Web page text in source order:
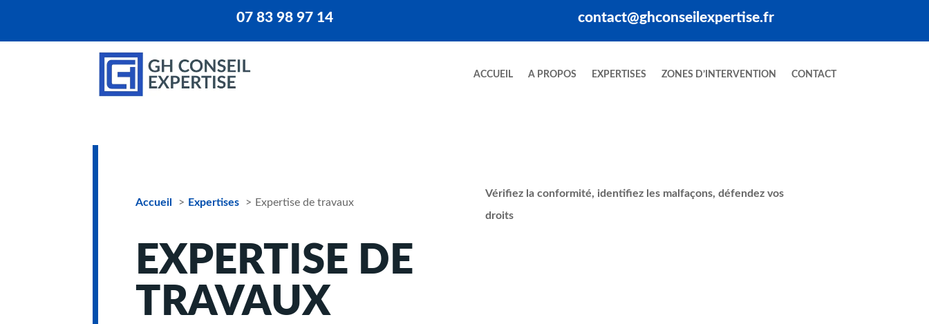
07 83 98 97 14 contact@ghconseilexpertise.fr
ACCUEIL A PROPOS EXPERTISES ZONES D’INTERVENTION CONTACT
Accueil Expertises Expertise de travaux
EXPERTISE DE
TRAVAUX
Vérifiez la conformité, identifiez les malfaçons, défendez vos
droits